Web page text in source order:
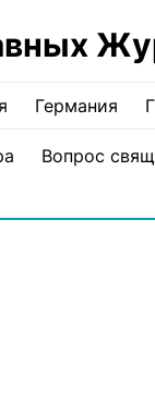
Германия
Вопрос